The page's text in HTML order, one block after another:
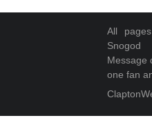
All
Snogod
Message
one fan